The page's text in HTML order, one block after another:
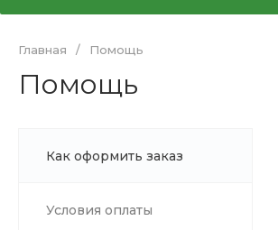
Главная / Помощь
Помощь
Как оформить заказ
Условия оплаты